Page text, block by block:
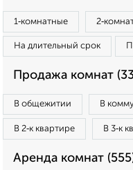
1‑комнатные
На длительный срок
Продажа комнат
В общежитии В
В 2‑к квартире В 3‑к
Аренда комнат